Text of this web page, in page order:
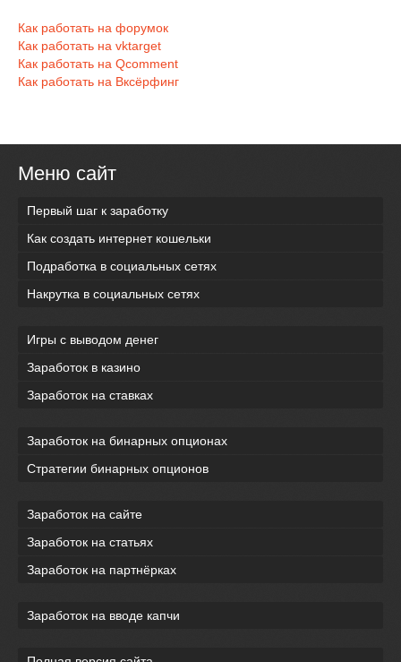
Как работать на форумок
Как работать на vktarget
Как работать на Qcomment
Как работать на Вксёрфинг
Меню сайт
Первый шаг к заработку
Как создать интернет кошельки
Подработка в социальных сетях
Накрутка в социальных сетях
Игры с выводом денег
Заработок в казино
Заработок на ставках
Заработок на бинарных опционах
Стратегии бинарных опционов
Заработок на сайте
Заработок на статьях
Заработок на партнёрках
Заработок на вводе капчи